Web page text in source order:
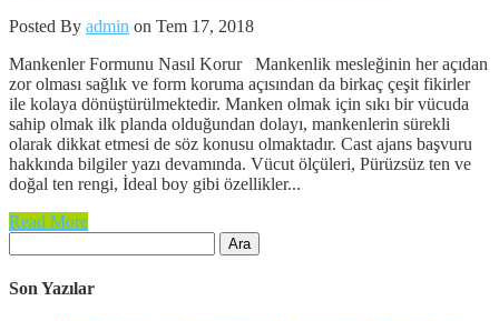
Posted By admin on Tem 17, 2018
Mankenler Formunu Nasıl Korur Mankenlik mesleğinin her açıdan
zor olması sağlık ve form koruma açısından da birkaç çeşit fikirler
ile kolaya dönüştürülmektedir. Manken olmak için sıkı bir vücuda
sahip olmak ilk planda olduğundan dolayı, mankenlerin sürekli
olarak dikkat etmesi de söz konusu olmaktadır. Cast ajans başvuru
hakkında bilgiler yazı devamında. Vücut ölçüleri, Pürüzsüz ten ve
doğal ten rengi, İdeal boy gibi özellikler...
Read More
Son Yazılar